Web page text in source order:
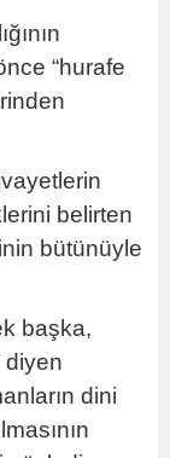
“hurafe
belirten
bütünüyle
başka,
diyen
dini